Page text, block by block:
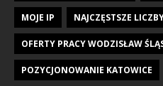
MOJE IP NAJCZĘSTSZE
OFERTY PRACY WODZISŁAW
POZYCJONOWANIE KATOWICE